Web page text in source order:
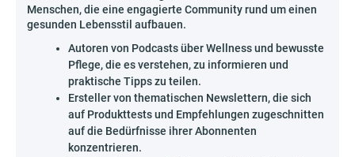
Menschen, die eine engagierte Community rund um einen
gesunden Lebensstil aufbauen.
Autoren von Podcasts über Wellness und bewusste
Pflege, die es verstehen, zu informieren und
praktische Tipps zu teilen.
Ersteller von thematischen Newslettern, die sich
auf Produkttests und Empfehlungen zugeschnitten
auf die Bedürfnisse ihrer Abonnenten
konzentrieren.